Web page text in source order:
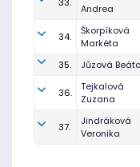
Andrea
34.
Škorpíková
Markéta
35. Jůzová Beáta
36.
Tejkalová
Zuzana
37.
Jindráková
Veronika